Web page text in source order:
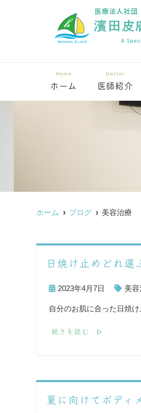
Home
ホーム
Doctor
医師紹介
ホーム ブログ 美容治療
日焼け止めどれ選
2023年4月7日 美
自分のお肌に合った日焼
続きを読む
夏に向けてボディ